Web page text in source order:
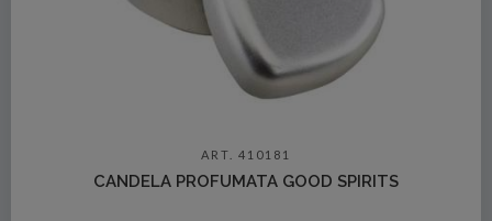
Dettagli
ART. 410181
CANDELA PROFUMATA GOOD SPIRITS